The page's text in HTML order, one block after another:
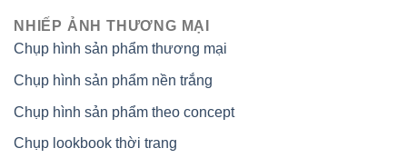
NHIẾP ẢNH THƯƠNG MẠI
Chụp hình sản phẩm thương mại
Chụp hình sản phẩm nền trắng
Chụp hình sản phẩm theo concept
Chụp lookbook thời trang